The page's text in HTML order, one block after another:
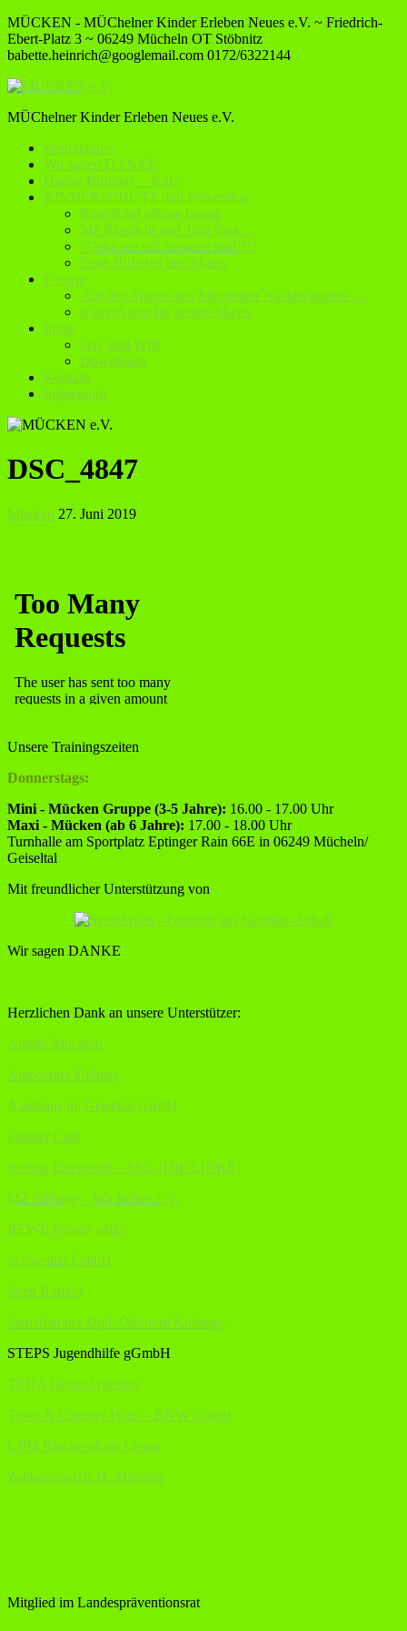
MÜCKEN - MÜChelner Kinder Erleben Neues e.V. ~ Friedrich-
Ebert-Platz 3 ~ 06249 Mücheln OT Stöbnitz
babette.heinrich@googlemail.com 0172/6322144
MÜChelner Kinder Erleben Neues e.V.
Neuigkeiten
Wir sagen DANKE
Happy Birthday – Kids
KINDERSCHUTZ und Prävention
Kein Kind alleine lassen
Mit Blaulicht und Tatü Tata…
“Gehe nie mit fremden mit!!!!”
Erste Hilfe bei den Maxis
Galerie
Auf den Spuren des Müchelner Nachtwächters …
Kampfkunst für unsere Maxis
Infos
Das sind WIR
Downloads
Kontakt
Impressum
DSC_4847
Mücken 27. Juni 2019
Unsere Trainingszeiten
Donnerstags:
Mini - Mücken Gruppe (3-5 Jahre): 16.00 - 17.00 Uhr
Maxi - Mücken (ab 6 Jahre): 17.00 - 18.00 Uhr
Turnhalle am Sportplatz Eptinger Rain 66E in 06249 Mücheln/
Geiseltal
Mit freundlicher Unterstützung von
Wir sagen DANKE
Herzlichen Dank an unsere Unterstützer:
Autofit Mücheln,
Autocenter Dübner,
Autohaus im Geiseltal GmbH
Eistaler Cafè
Kerstin Eisenreich – MdL (DIE LINKE)
MZ Stiftung – Wir helfen e.V.
REWE Förster oHG
Schweiker GmbH
Sven Runkel
Steuerberater Dipl. Ökonom Kuhaupt,
STEPS Jugendhilfe gGmbH
TEHA Group Querfurt
Town & Country Haus – BNW GmbH
UPM Biochemicals Leuna
Zahnarztpraxis H. Mögling
Mitglied im Landespräventionsrat